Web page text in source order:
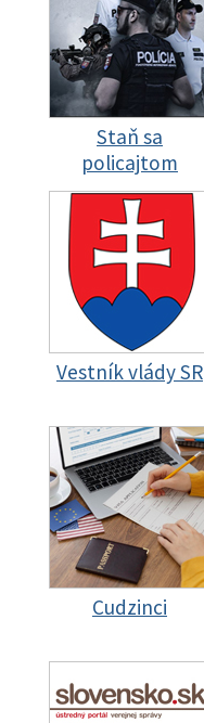
Staň sa
policajtom
Vestník vlády SR
Cudzinci